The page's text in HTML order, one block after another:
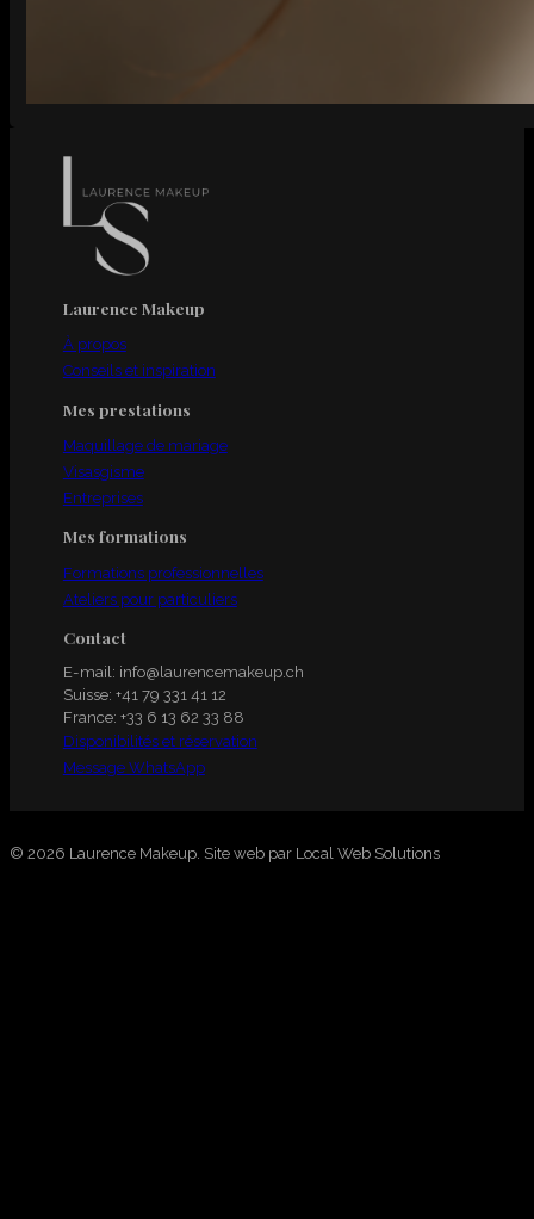
Laurence Makeup
À propos
Conseils et inspiration
Mes prestations
Maquillage de mariage
Visasgisme
Entreprises
Mes formations
Formations professionnelles
Ateliers pour particuliers
Contact
E-mail: info@laurencemakeup.ch
Suisse: +41 79 331 41 12
France: +33 6 13 62 33 88
Disponibilités et réservation
Message WhatsApp
© 2026 Laurence Makeup. Site web par Local Web Solutions